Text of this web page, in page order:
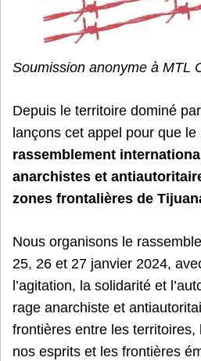
Soumission anonyme à MTL
Depuis le territoire dominé
lançons cet appel pour que le
rassemblement
anarchistes et
zones frontalières de
Nous organisons le
25, 26 et 27 janvier 2024,
l’agitation, la solidarité et
rage anarchiste et
frontières entre les territoires,
nos esprits et les frontières